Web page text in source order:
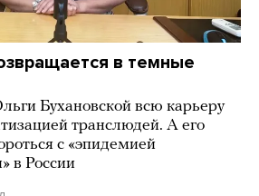
в темные
Бухановской всю карьеру
транслюдей. А его
с «эпидемией
в России